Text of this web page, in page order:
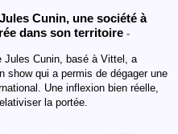
Cunin, une société à
dans son territoire -
Jules Cunin, basé à Vittel, a
show qui a permis de dégager une
Une inflexion bien réelle,
la portée.